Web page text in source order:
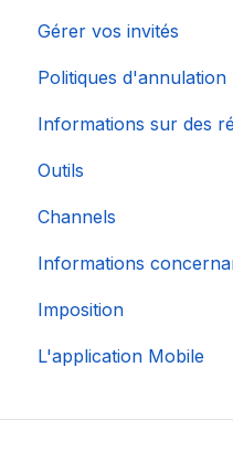
Gérer vos invités
Politiques d'annulation
Informations sur des
Outils
Channels
Connexion de
Informations
Imposition
DAC 7
L'application Mobile